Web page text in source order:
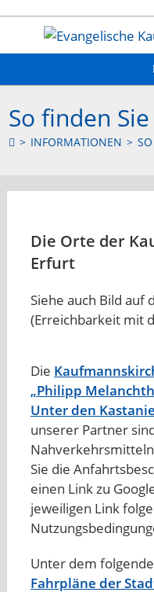
springen
So finden
> INFORMATIONEN >
Die Orte der
Erfurt
Siehe auch Bild auf
(Erreichbarkeit mit
Die
„Philipp
Unter den
unserer Partner
Sie die
einen Link zu
jeweiligen Link
Unter dem
Fahrpläne der